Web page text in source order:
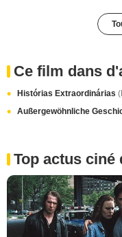
Ce film dans
Histórias Extraordinárias
Außergewöhnliche
Top actus ciné